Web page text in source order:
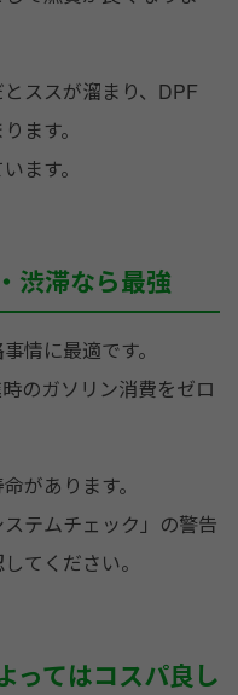
ススが溜まり、DPF
ます。
ます。
渋滞なら最強
情に最適です。
のガソリン消費をゼロ
があります。
テムチェック」の警告
てください。
ってはコスパ良し